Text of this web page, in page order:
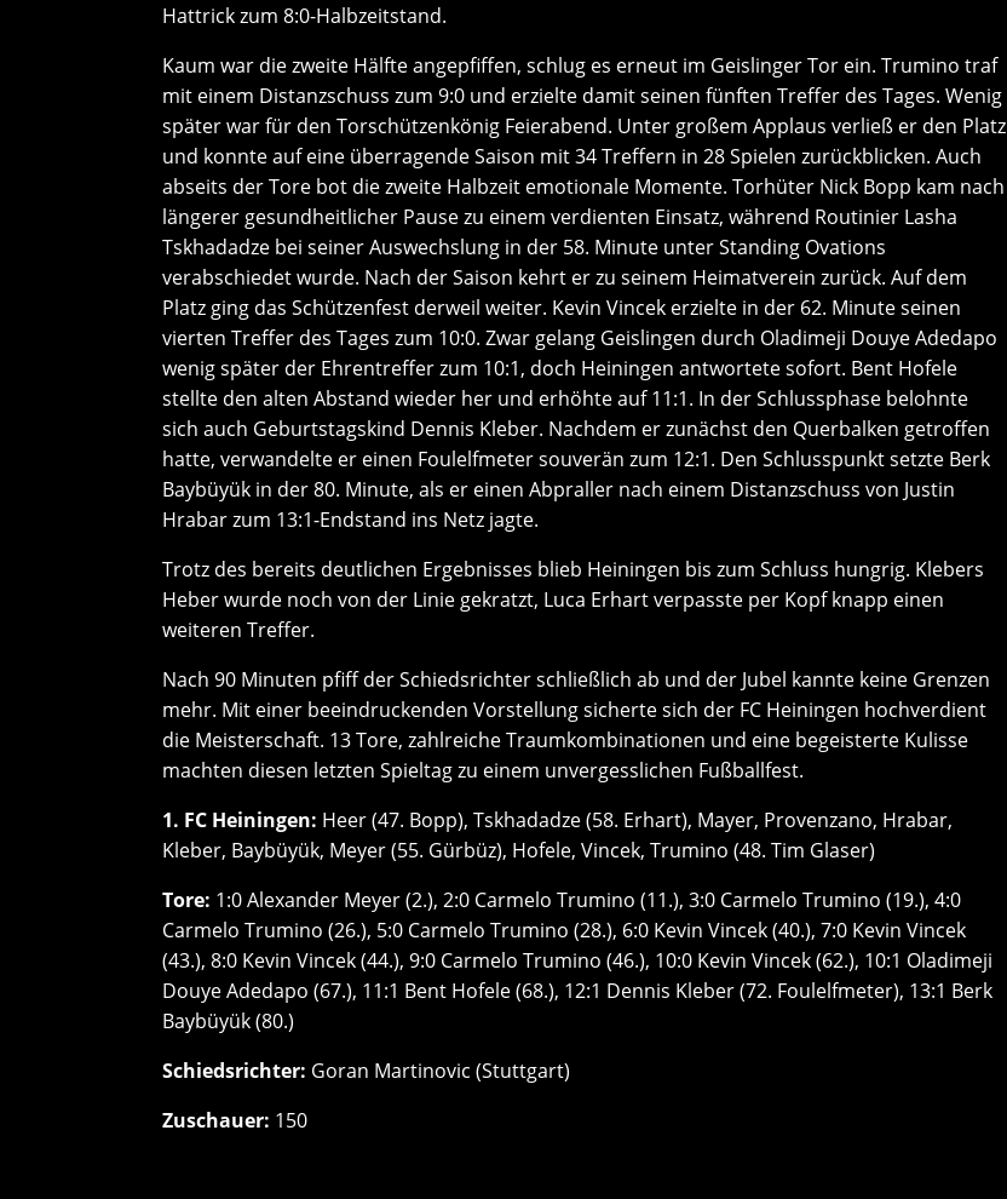
Hattrick zum 8:0-Halbzeitstand.
Kaum war die zweite Hälfte angepfiffen, schlug es erneut im Geislinger Tor ein. Trumino traf
mit einem Distanzschuss zum 9:0 und erzielte damit seinen fünften Treffer des Tages. Wenig
später war für den Torschützenkönig Feierabend. Unter großem Applaus verließ er den Platz
und konnte auf eine überragende Saison mit 34 Treffern in 28 Spielen zurückblicken. Auch
abseits der Tore bot die zweite Halbzeit emotionale Momente. Torhüter Nick Bopp kam nach
längerer gesundheitlicher Pause zu einem verdienten Einsatz, während Routinier Lasha
Tskhadadze bei seiner Auswechslung in der 58. Minute unter Standing Ovations
verabschiedet wurde. Nach der Saison kehrt er zu seinem Heimatverein zurück. Auf dem
Platz ging das Schützenfest derweil weiter. Kevin Vincek erzielte in der 62. Minute seinen
vierten Treffer des Tages zum 10:0. Zwar gelang Geislingen durch Oladimeji Douye Adedapo
wenig später der Ehrentreffer zum 10:1, doch Heiningen antwortete sofort. Bent Hofele
stellte den alten Abstand wieder her und erhöhte auf 11:1. In der Schlussphase belohnte
sich auch Geburtstagskind Dennis Kleber. Nachdem er zunächst den Querbalken getroffen
hatte, verwandelte er einen Foulelfmeter souverän zum 12:1. Den Schlusspunkt setzte Berk
Baybüyük in der 80. Minute, als er einen Abpraller nach einem Distanzschuss von Justin
Hrabar zum 13:1-Endstand ins Netz jagte.
Trotz des bereits deutlichen Ergebnisses blieb Heiningen bis zum Schluss hungrig. Klebers
Heber wurde noch von der Linie gekratzt, Luca Erhart verpasste per Kopf knapp einen
weiteren Treffer.
Nach 90 Minuten pfiff der Schiedsrichter schließlich ab und der Jubel kannte keine Grenzen
mehr. Mit einer beeindruckenden Vorstellung sicherte sich der FC Heiningen hochverdient
die Meisterschaft. 13 Tore, zahlreiche Traumkombinationen und eine begeisterte Kulisse
machten diesen letzten Spieltag zu einem unvergesslichen Fußballfest.
1. FC Heiningen: Heer (47. Bopp), Tskhadadze (58. Erhart), Mayer, Provenzano, Hrabar,
Kleber, Baybüyük, Meyer (55. Gürbüz), Hofele, Vincek, Trumino (48. Tim Glaser)
Tore: 1:0 Alexander Meyer (2.), 2:0 Carmelo Trumino (11.), 3:0 Carmelo Trumino (19.), 4:0
Carmelo Trumino (26.), 5:0 Carmelo Trumino (28.), 6:0 Kevin Vincek (40.), 7:0 Kevin Vincek
(43.), 8:0 Kevin Vincek (44.), 9:0 Carmelo Trumino (46.), 10:0 Kevin Vincek (62.), 10:1 Oladimeji
Douye Adedapo (67.), 11:1 Bent Hofele (68.), 12:1 Dennis Kleber (72. Foulelfmeter), 13:1 Berk
Baybüyük (80.)
Schiedsrichter: Goran Martinovic (Stuttgart)
Zuschauer: 150